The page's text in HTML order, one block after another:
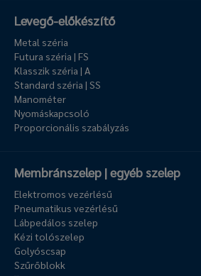
Levegő-előkészítő
Metal széria
Futura széria | FS
Klasszik széria | A
Standard széria | SS
Manométer
Nyomáskapcsoló
Proporcionális szabályzás
Membránszelep | egyéb szelep
Elektromos vezérlésű
Pneumatikus vezérlésű
Lábpedálos szelep
Kézi tolószelep
Golyóscsap
Szűrőblokk